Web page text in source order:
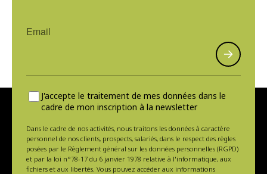
J'accepte le traitement de mes données dans le
cadre de mon inscription à la newsletter
Dans le cadre de nos activités, nous traitons les données à caractère
personnel de nos clients, prospects, salariés, dans le respect des règles
posées par le Règlement général sur les données personnelles (RGPD)
et par la loi n°78-17 du 6 janvier 1978 relative à l'informatique, aux
fichiers et aux libertés. Vous pouvez accéder aux informations